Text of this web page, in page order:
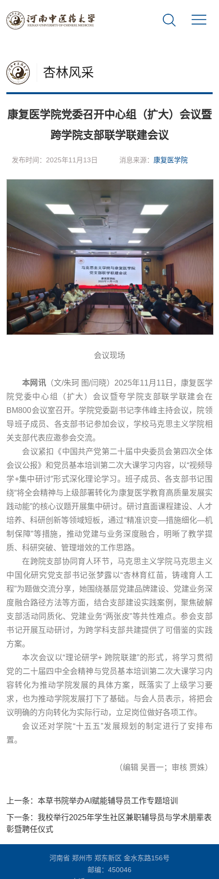
杏林风采
康复医学院党委召开中心组（扩大）会议暨
跨学院支部联学联建会议
发布时间：2025年11月13日 消息来源： 康复医学院
会议现场
本网讯（文/朱珂 图/闫晓）2025年11月11日，康复医学
院党委中心组（扩大）会议暨夸学院支部联学联建会在
BM800会议室召开。学院党委副书记李伟峰主持会议，院领
导班子成员、各支部书记参加会议，学校马克思主义学院相
关支部代表应邀参会交流。
会议紧扣《中国共产党第二十届中央委员会第四次全体
会议公报》和党员基本培训第二次大课学习内容，以“视频导
学+集中研讨”形式深化理论学习。班子成员、各支部书记围
绕“将全会精神与上级部署转化为康复医学教育高质量发展实
践动能”的核心议题开展集中研讨。研讨直面课程建设、人才
培养、科研创新等领域短板，通过“精准识变—措施细化—机
制保障”等措施，推动党建与业务深度融合，明晰了教学提
质、科研突破、管理增效的工作思路。
在跨院支部协同育人环节，马克思主义学院马克思主义
中国化研究党支部书记张梦露以“杏林育红苗，铸魂育人工
程”为题做交流分享，她围绕基层党建品牌建设、党建业务深
度融合路径方法等方面，结合支部建设实践案例，聚焦破解
支部活动同质化、党建业务“两张皮”等共性难点。参会支部
书记开展互动研讨，为跨学科支部共建提供了可借鉴的实践
方案。
本次会议以“理论研学+ 跨院联建”的形式，将学习贯彻
党的二十届四中全会精神与党员基本培训第二次大课学习内
容转化为推动学院发展的具体方案，既落实了上级学习要
求，也为推动学院发展打下了基础。与会人员表示，将把会
议明确的方向转化为实际行动，立足岗位做好各项工作。
会议还对学院“十五五”发展规划的制定进行了安排布
置。
（编辑 吴晋一；审核 贾姝）
上一条：本草书院举办AI赋能辅导员工作专题培训
下一条：我校举行2025年学生社区兼职辅导员与学术朋辈表
彰暨聘任仪式
河南省 郑州市 郑东新区 金水东路156号
邮编：450046